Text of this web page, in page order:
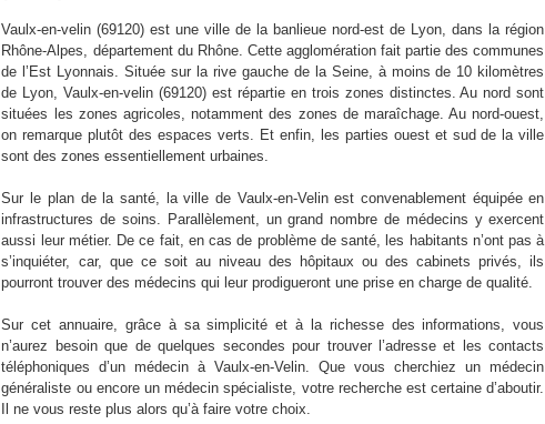
Vaulx-en-velin (69120) est une ville de la banlieue nord-est de Lyon, dans la région
Rhône-Alpes, département du Rhône. Cette agglomération fait partie des communes
de l’Est Lyonnais. Située sur la rive gauche de la Seine, à moins de 10 kilomètres
de Lyon, Vaulx-en-velin (69120) est répartie en trois zones distinctes. Au nord sont
situées les zones agricoles, notamment des zones de maraîchage. Au nord-ouest,
on remarque plutôt des espaces verts. Et enfin, les parties ouest et sud de la ville
sont des zones essentiellement urbaines.
Sur le plan de la santé, la ville de Vaulx-en-Velin est convenablement équipée en
infrastructures de soins. Parallèlement, un grand nombre de médecins y exercent
aussi leur métier. De ce fait, en cas de problème de santé, les habitants n’ont pas à
s’inquiéter, car, que ce soit au niveau des hôpitaux ou des cabinets privés, ils
pourront trouver des médecins qui leur prodigueront une prise en charge de qualité.
Sur cet annuaire, grâce à sa simplicité et à la richesse des informations, vous
n’aurez besoin que de quelques secondes pour trouver l’adresse et les contacts
téléphoniques d’un médecin à Vaulx-en-Velin. Que vous cherchiez un médecin
généraliste ou encore un médecin spécialiste, votre recherche est certaine d’aboutir.
Il ne vous reste plus alors qu’à faire votre choix.